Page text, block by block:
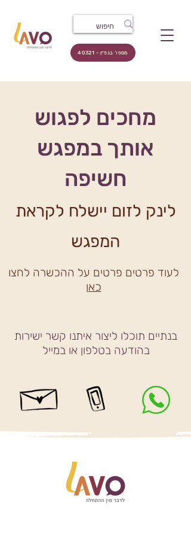
מספר בגפ״ן - 40321
מחכים לפגוש
אותך במפגש
חשיפה
לינק לזום יישלח לקראת
המפגש
לעוד פרטים פרטים על ההכשרה לחצו
כאן
בנתיים תוכלו ליצור איתנו קשר ישירות
בהודעה בטלפון או במייל